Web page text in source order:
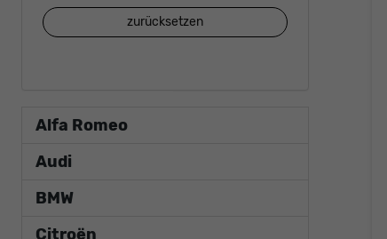
zurücksetzen
Alfa Romeo
Audi
BMW
Citroën